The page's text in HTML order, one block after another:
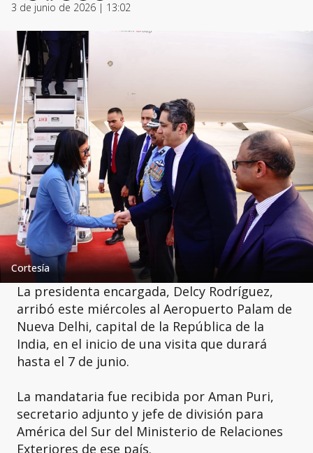
3 de junio de 2026 | 13:02
Cortesía
La presidenta encargada, Delcy Rodríguez,
arribó este miércoles al Aeropuerto Palam de
Nueva Delhi, capital de la República de la
India, en el inicio de una visita que durará
hasta el 7 de junio.
La mandataria fue recibida por Aman Puri,
secretario adjunto y jefe de división para
América del Sur del Ministerio de Relaciones
Exteriores de ese país.